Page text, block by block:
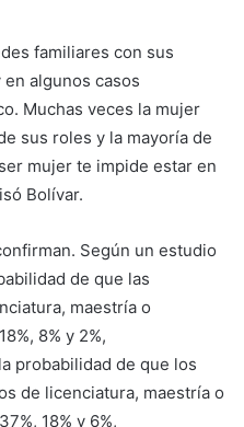
familiares con sus
algunos casos
Muchas veces la mujer
sus roles y la mayoría de
mujer te impide estar en
Bolívar.
Según un estudio
de que las
maestría o
8% y 2%,
probabilidad de que los
de licenciatura, maestría o
18% y 6%,